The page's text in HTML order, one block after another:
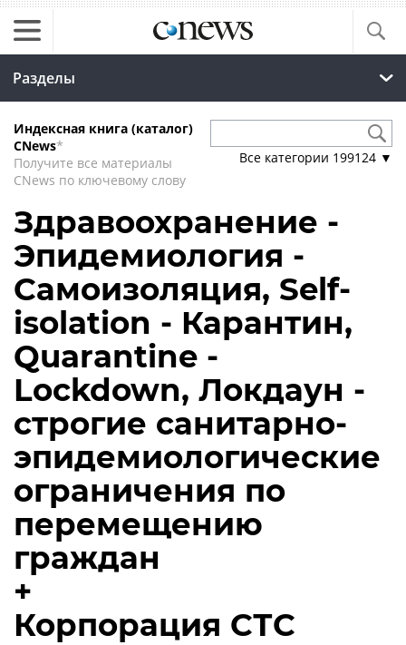
Разделы
Индексная книга (каталог)
CNews*
Получите все материалы
CNews по ключевому слову
Все категории 199124 ▼
Здравоохранение -
Эпидемиология -
Самоизоляция, Self-
isolation - Карантин,
Quarantine -
Lockdown, Локдаун -
строгие санитарно-
эпидемиологические
ограничения по
перемещению
граждан
+
Корпорация СТС